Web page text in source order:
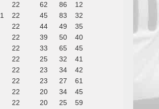
22 62 86
12
22 45 83
32
22 44 49
35
22 39 50
40
22 33 65
45
22 25 32
41
22 23 34
42
22 23 27
61
22 20 34
45
22 20 25
59